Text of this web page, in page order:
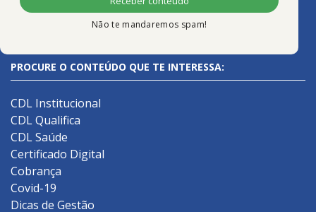
Não te mandaremos spam!
PROCURE O CONTEÚDO QUE TE INTERESSA:
CDL Institucional
CDL Qualifica
CDL Saúde
Certificado Digital
Cobrança
Covid-19
Dicas de Gestão